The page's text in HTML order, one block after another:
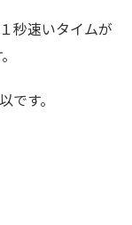
秒速いタイムが
です。